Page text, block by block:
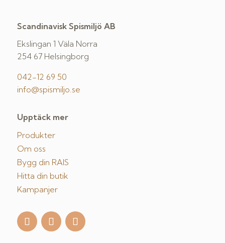
Scandinavisk Spismiljö AB
Ekslingan 1 Väla Norra
254 67 Helsingborg
042-12 69 50
info@spismiljo.se
Upptäck mer
Produkter
Om oss
Bygg din RAIS
Hitta din butik
Kampanjer